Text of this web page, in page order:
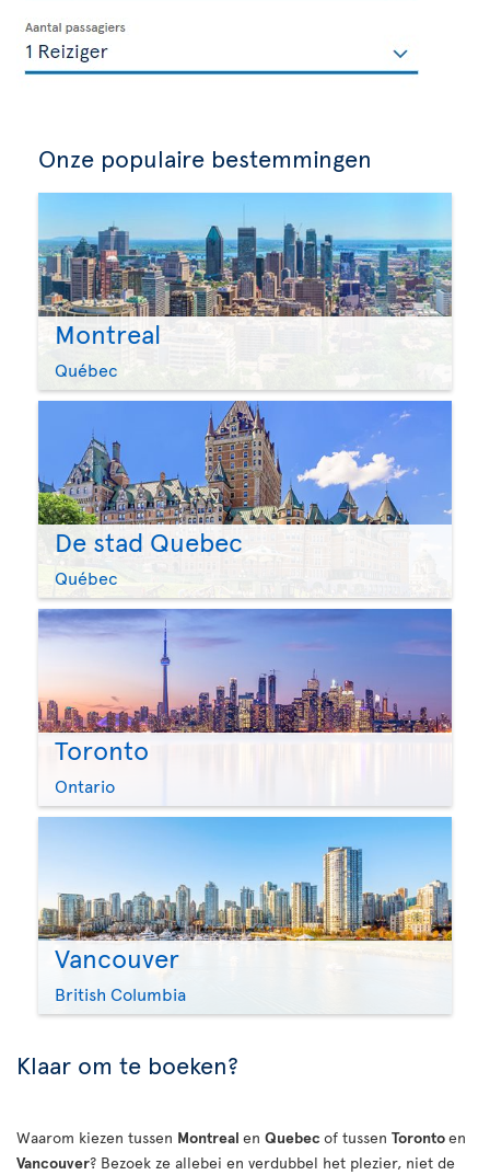
Onze populaire bestemmingen
Montreal
Québec
De stad Quebec
Québec
Toronto
Ontario
Vancouver
British Columbia
Klaar om te boeken?
Waarom kiezen tussen Montreal en Quebec of tussen Torontoen
Vancouver? Bezoek ze allebei en verdubbel het plezier, niet de